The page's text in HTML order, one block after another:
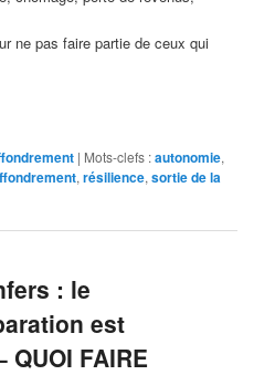
ne pas faire partie de ceux qui
| Mots-clefs :autonomie,
,résilience,sortie de la
: le
est
FAIRE